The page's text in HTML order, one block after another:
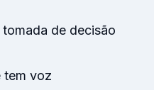
de decisão
tem voz